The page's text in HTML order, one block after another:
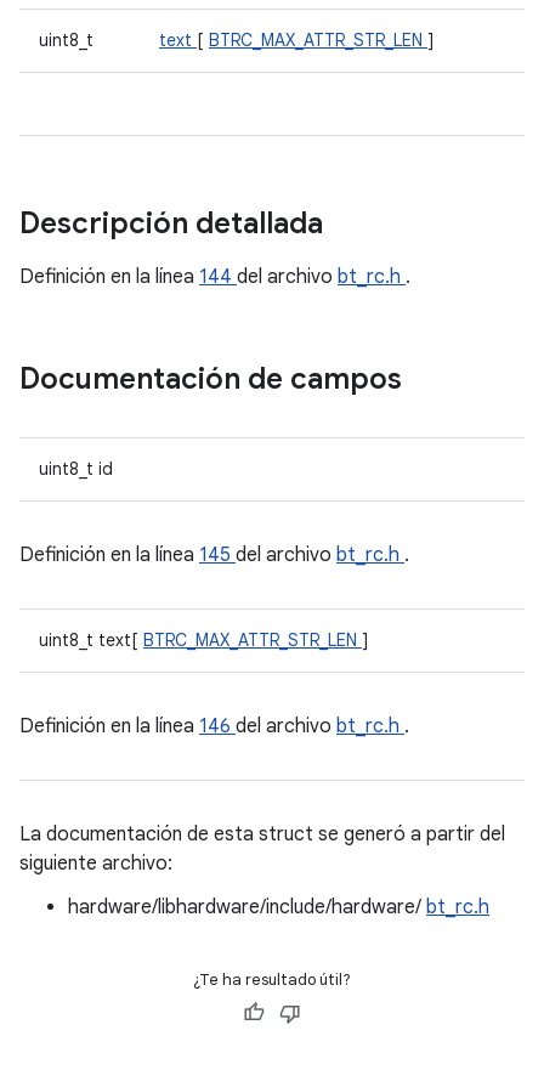
uint8_t text [ BTRC_MAX_ATTR_STR_LEN ]
Descripción detallada
Definición en la línea 144 del archivo bt_rc.h .
Documentación de campos
uint8_t id
Definición en la línea 145 del archivo bt_rc.h .
uint8_t text[ BTRC_MAX_ATTR_STR_LEN ]
Definición en la línea 146 del archivo bt_rc.h .
La documentación de esta struct se generó a partir del
siguiente archivo:
hardware/libhardware/include/hardware/ bt_rc.h
¿Te ha resultado útil?